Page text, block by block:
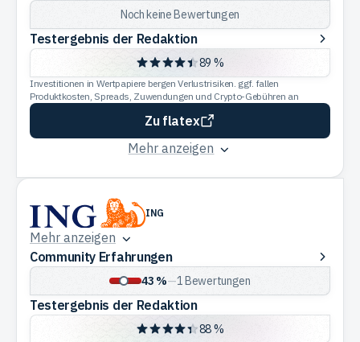
Erfahrungen
Noch keine Bewertungen
Testergebnis
der
Redaktion
Testergebnis der Redaktion
89 %
Investitionen in Wertpapiere bergen Verlustrisiken. ggf. fallen
Produktkosten, Spreads, Zuwendungen und Crypto-Gebühren an
Zu flatex
Mehr anzeigen
ING
Mehr anzeigen
Community
Erfahrungen
Community Erfahrungen
43 %—1Bewertungen
Testergebnis der Redaktion
88 %